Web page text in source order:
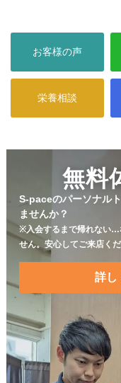
お客様の声
栄養相談
無料
S-paceのパーソナル
ませんか？
※入会するまで帰れない…
せん。 安心してご来店くだ
詳し